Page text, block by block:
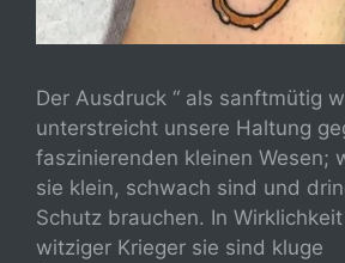
Der Ausdruck “ als sanftmütig
unterstreicht unsere Haltung
faszinierenden kleinen Wesen;
sie klein, schwach sind und
Schutz brauchen. In
witziger Krieger sie sind kluge